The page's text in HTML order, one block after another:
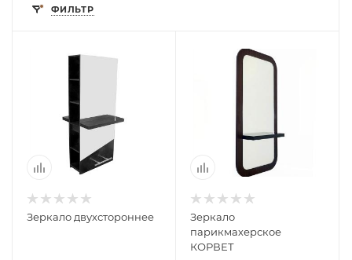
ФИЛЬТР
Зеркало двухстороннее
Зеркало
парикмахерское
КОРВЕТ